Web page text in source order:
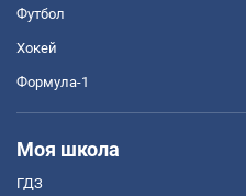
Футбол
Хокей
Формула-1
Моя школа
ГДЗ